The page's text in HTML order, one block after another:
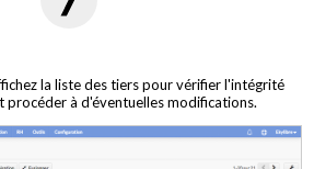
la liste des tiers pour vérifier l'intégrité
procéder à d'éventuelles modifications.